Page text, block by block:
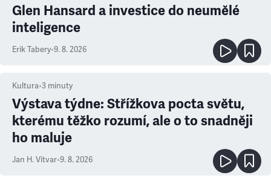
Glen Hansard a investice do neumělé
inteligence
Erik Tabery•9. 8. 2026
Kultura•3 minuty
Výstava týdne: Střížkova pocta světu,
kterému těžko rozumí, ale o to snadněji
ho maluje
Jan H. Vitvar•9. 8. 2026